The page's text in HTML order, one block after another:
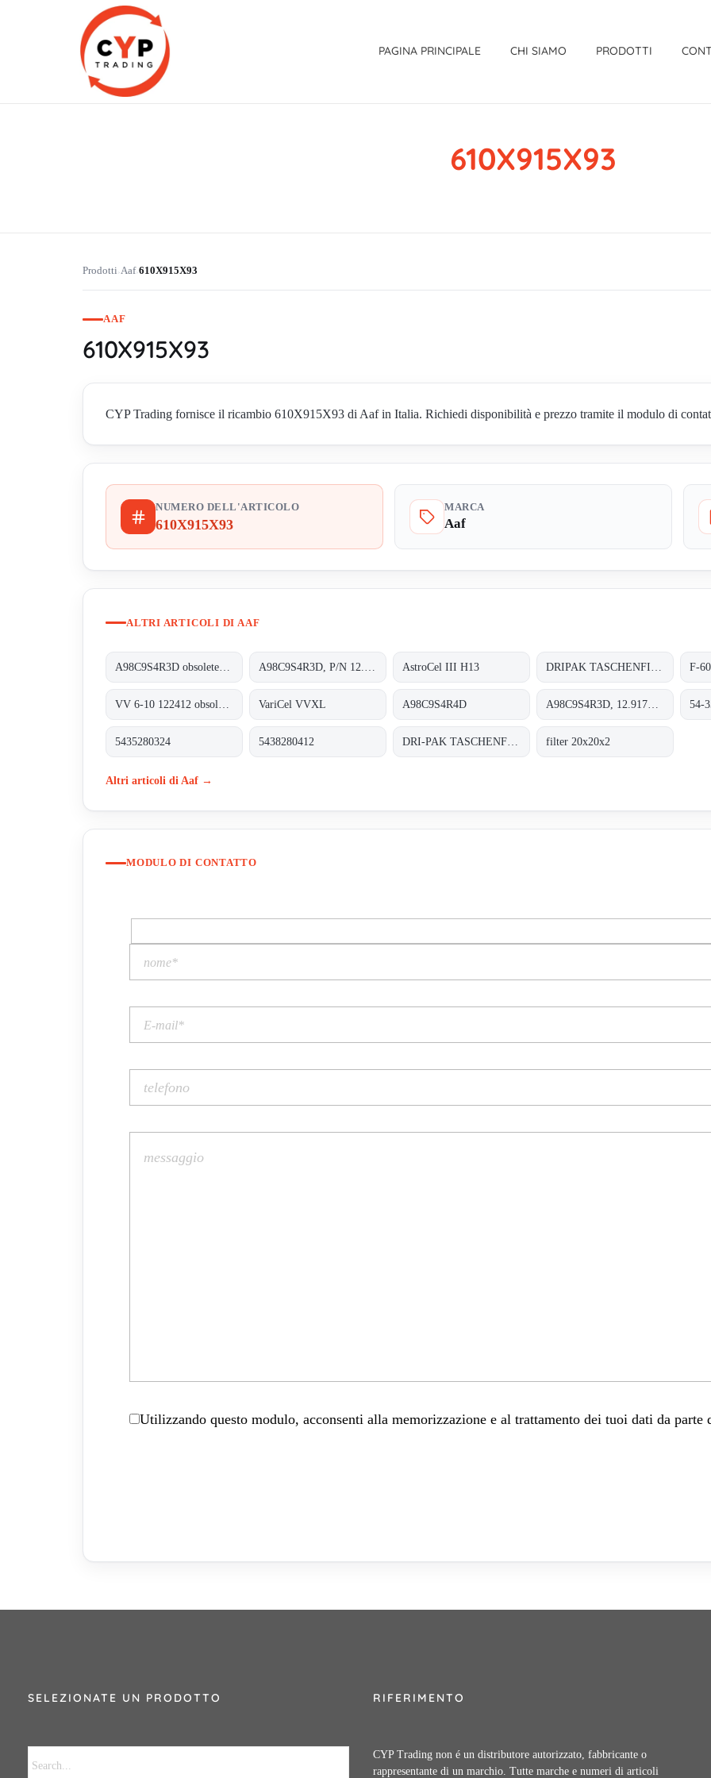
PAGINA PRINCIPALE CHI SIAMO PRODOTTI
610X915X93
Prodotti›Aaf›610X915X93
AAF
610X915X93
CYP Trading fornisce il ricambio 610X915X93 di Aaf in Italia. Richiedi disponibilità e prezzo tramite il modulo di
NUMERO DELL'ARTICOLO
610X915X93
MARCA
Aaf
ALTRI ARTICOLI DI AAF
AstroCel III H13 F-60
VariCel VVXL A98C9S4R4D
5435280324 5438280412 filter 20x20x2
Altri articoli di Aaf →
MODULO DI CONTATTO
Utilizzando questo modulo, acconsenti alla memorizzazione e al trattamento dei tuoi dati da parte
SELEZIONATE UN PRODOTTO RIFERIMENTO
CYP Trading non é un distributore autorizzato, fabbricante o
rappresentante di un marchio. Tutte marche e numeri di articoli